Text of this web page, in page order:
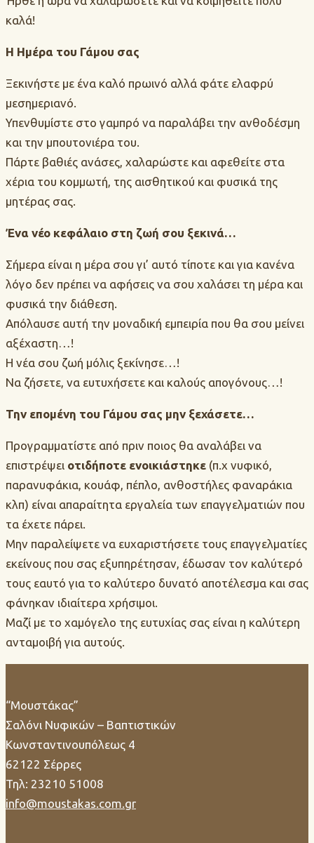
καλά!
Η Ημέρα του Γάμου σας
Ξεκινήστε με ένα καλό πρωινό αλλά φάτε ελαφρύ
μεσημεριανό.
Υπενθυμίστε στο γαμπρό να παραλάβει την ανθοδέσμη
και την μπουτονιέρα του.
Πάρτε βαθιές ανάσες, χαλαρώστε και αφεθείτε στα
χέρια του κομμωτή, της αισθητικού και φυσικά της
μητέρας σας.
Ένα νέο κεφάλαιο στη ζωή σου ξεκινά…
Σήμερα είναι η μέρα σου γι’ αυτό τίποτε και για κανένα
λόγο δεν πρέπει να αφήσεις να σου χαλάσει τη μέρα και
φυσικά την διάθεση.
Απόλαυσε αυτή την μοναδική εμπειρία που θα σου μείνει
αξέχαστη…!
Η νέα σου ζωή μόλις ξεκίνησε…!
Να ζήσετε, να ευτυχήσετε και καλούς απογόνους…!
Την επομένη του Γάμου σας μην ξεχάσετε…
Προγραμματίστε από πριν ποιος θα αναλάβει να
επιστρέψει οτιδήποτε ενοικιάστηκε (π.χ νυφικό,
παρανυφάκια, κουάφ, πέπλο, ανθοστήλες φαναράκια
κλπ) είναι απαραίτητα εργαλεία των επαγγελματιών που
τα έχετε πάρει.
Μην παραλείψετε να ευχαριστήσετε τους επαγγελματίες
εκείνους που σας εξυπηρέτησαν, έδωσαν τον καλύτερό
τους εαυτό για το καλύτερο δυνατό αποτέλεσμα και σας
φάνηκαν ιδιαίτερα χρήσιμοι.
Μαζί με το χαμόγελο της ευτυχίας σας είναι η καλύτερη
ανταμοιβή για αυτούς.
“Μουστάκας”
Σαλόνι Νυφικών – Βαπτιστικών
Κωνσταντινουπόλεως 4
62122 Σέρρες
Τηλ: 23210 51008
info@moustakas.com.gr